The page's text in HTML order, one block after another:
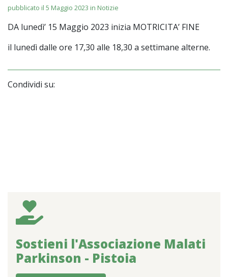
pubblicato il 5 Maggio 2023 in Notizie
DA lunedì’ 15 Maggio 2023 inizia MOTRICITA’ FINE
il lunedì dalle ore 17,30 alle 18,30 a settimane alterne.
Condividi su:
Sostieni l'Associazione Malati
Parkinson - Pistoia